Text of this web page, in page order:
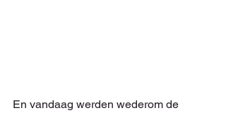
En vandaag werden wederom de